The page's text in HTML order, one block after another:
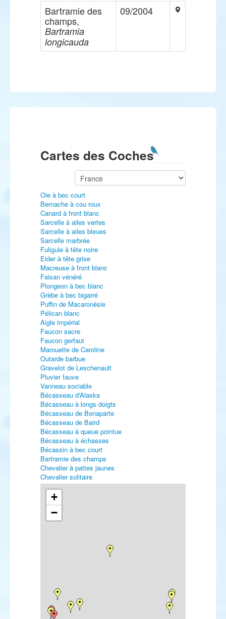
Bartramie des
champs,
Bartramia
longicauda
09/2004
Cartes des Coches
Oie à bec court
Bernache à cou roux
Canard à front blanc
Sarcelle à ailes vertes
Sarcelle à ailes bleues
Sarcelle marbrée
Fuligule à tête noire
Eider à tête grise
Macreuse à front blanc
Faisan vénéré
Plongeon à bec blanc
Grèbe à bec bigarré
Puffin de Macaronésie
Pélican blanc
Aigle impérial
Faucon sacre
Faucon gerfaut
Marouette de Caroline
Outarde barbue
Gravelot de Leschenault
Pluvier fauve
Vanneau sociable
Bécasseau d'Alaska
Bécasseau à longs doigts
Bécasseau de Bonaparte
Bécasseau de Baird
Bécasseau à queue pointue
Bécasseau à échasses
Bécassin à bec court
Bartramie des champs
Chevalier à pattes jaunes
Chevalier solitaire
Phalarope de Wilson
Labbe à longue queue
Mouette atricille
Mouette de Franklin
Mouette de Bonaparte
Guillemot à miroir
Engoulevent à collier roux
Engoulevent d'Amérique
Pipit de Godlewski
+
−